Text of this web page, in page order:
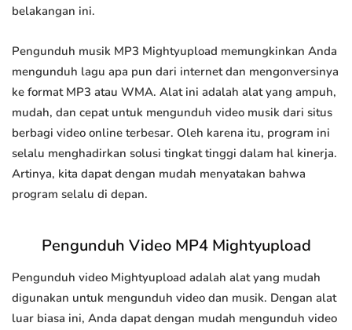
belakangan ini.
Pengunduh musik MP3 Mightyupload memungkinkan Anda
mengunduh lagu apa pun dari internet dan mengonversinya
ke format MP3 atau WMA. Alat ini adalah alat yang ampuh,
mudah, dan cepat untuk mengunduh video musik dari situs
berbagi video online terbesar. Oleh karena itu, program ini
selalu menghadirkan solusi tingkat tinggi dalam hal kinerja.
Artinya, kita dapat dengan mudah menyatakan bahwa
program selalu di depan.
Pengunduh Video MP4 Mightyupload
Pengunduh video Mightyupload adalah alat yang mudah
digunakan untuk mengunduh video dan musik. Dengan alat
luar biasa ini, Anda dapat dengan mudah mengunduh video